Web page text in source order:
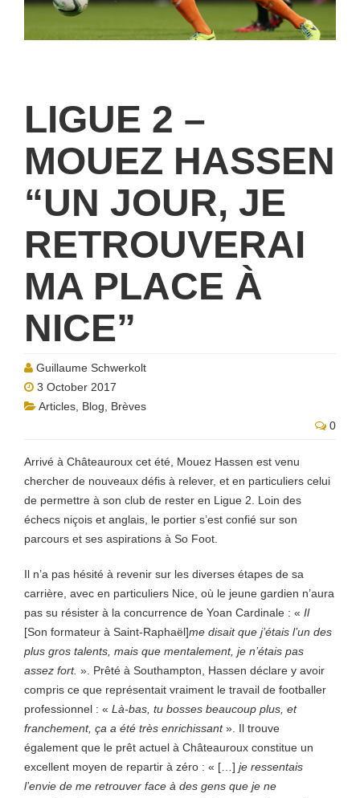
LIGUE 2 –
MOUEZ HASSEN
“UN JOUR, JE
RETROUVERAI
MA PLACE À
NICE”
Guillaume Schwerkolt
3 October 2017
Articles Blog
Brèves
0
Arrivé à Châteauroux cet été, Mouez Hassen est venu
chercher de nouveaux défis à relever, et en particuliers celui
de permettre à son club de rester en Ligue 2. Loin des
échecs niçois et anglais, le portier s’est confié sur son
parcours et ses aspirations à So Foot.
Il n’a pas hésité à revenir sur les diverses étapes de sa
carrière, avec en particuliers Nice, où le jeune gardien n’aura
pas su résister à la concurrence de Yoan Cardinale : « Il
[Son formateur à Saint-Raphaël]me disait que j’étais l’un des
plus gros talents, mais que mentalement, je n’étais pas
assez fort. ». Prêté à Southampton, Hassen déclare y avoir
compris ce que représentait vraiment le travail de footballer
professionnel : « Là-bas, tu bosses beaucoup plus, et
franchement, ça a été très enrichissant». Il trouve
également que le prêt actuel à Châteauroux constitue un
excellent moyen de repartir à zéro : « […] je ressentais
l’envie de me retrouver face à des gens que je ne